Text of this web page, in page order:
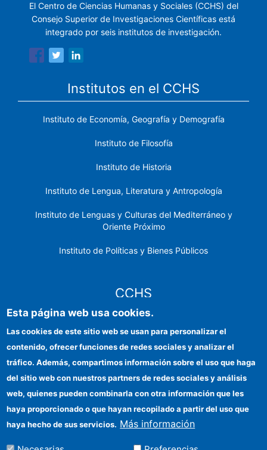
El Centro de Ciencias Humanas y Sociales (CCHS) del
Consejo Superior de Investigaciones Científicas está
integrado por seis institutos de investigación.
Institutos en el CCHS
Instituto de Economía, Geografía y Demografía
Instituto de Filosofía
Instituto de Historia
Instituto de Lengua, Literatura y Antropología
Instituto de Lenguas y Culturas del Mediterráneo y
Oriente Próximo
Instituto de Políticas y Bienes Públicos
CCHS
Identidad institucional
Ayudas FEDER
Organismos financiadores
Contacto
Esta página web usa cookies.
Las cookies de este sitio web se usan para personalizar el
contenido, ofrecer funciones de redes sociales y analizar el
tráfico. Además, compartimos información sobre el uso que haga
del sitio web con nuestros partners de redes sociales y análisis
web, quienes pueden combinarla con otra información que les
haya proporcionado o que hayan recopilado a partir del uso que
haya hecho de sus servicios. Más información